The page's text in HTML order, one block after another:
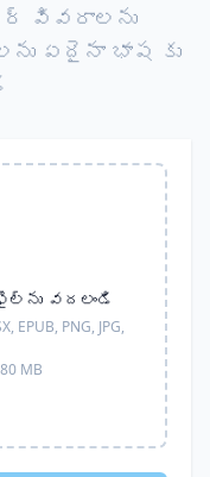
వివరాలను
ఏదైనా భాష కు
వదలండి
EPUB, PNG, JPG,
MB